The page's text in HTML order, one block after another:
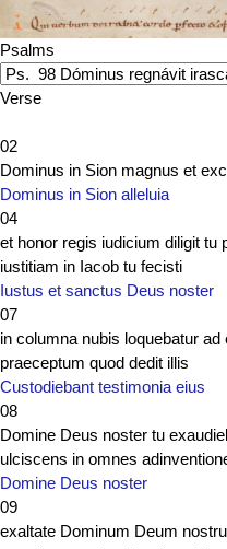
Psalms
Verse
02
Dominus in Sion magnus et
Dominus in Sion alleluia
04
et honor regis iudicium diligit tu
iustitiam in Iacob tu fecisti
Iustus et sanctus Deus noster
07
in columna nubis loquebatur
praeceptum quod dedit illis
Custodiebant testimonia eius
08
Domine Deus noster tu
ulciscens in omnes
Domine Deus noster
09
exaltate Dominum Deum